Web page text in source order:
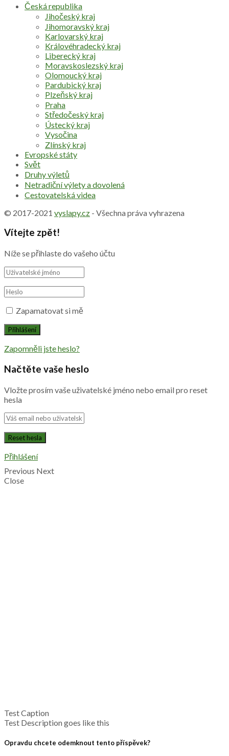
Česká republika
Jihočeský kraj
Jihomoravský kraj
Karlovarský kraj
Královéhradecký kraj
Liberecký kraj
Moravskoslezský kraj
Olomoucký kraj
Pardubický kraj
Plzeňský kraj
Praha
Středočeský kraj
Ústecký kraj
Vysočina
Zlínský kraj
Evropské státy
Svět
Druhy výletů
Netradiční výlety a dovolená
Cestovatelská videa
© 2017-2021 vyslapy.cz - Všechna práva vyhrazena
Vítejte zpět!
Níže se přihlaste do vašeho účtu
Zapamatovat si mě
Zapomněli jste heslo?
Načtěte vaše heslo
Vložte prosím vaše uživatelské jméno nebo email pro reset
hesla
Přihlášení
Previous Next
Close
Test Caption
Test Description goes like this
Opravdu chcete odemknout tento příspěvek?